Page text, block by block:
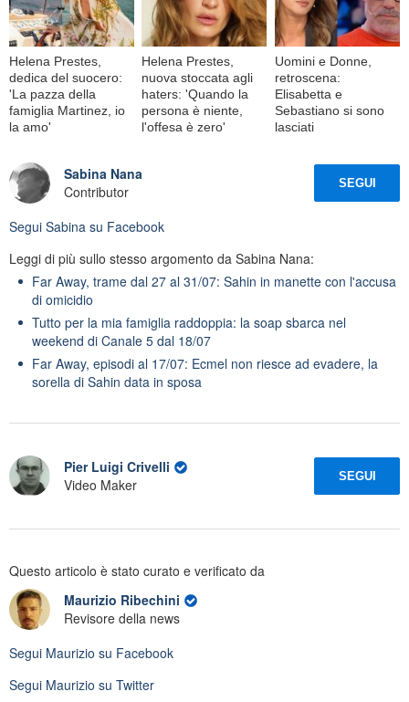
Helena Prestes,
dedica del suocero:
'La pazza della
famiglia Martinez, io
la amo'
Helena Prestes,
nuova stoccata agli
haters: 'Quando la
persona è niente,
l'offesa è zero'
Uomini e Donne,
retroscena:
Elisabetta e
Sebastiano si sono
lasciati
Sabina Nana
Contributor
SEGUI
Segui Sabina su Facebook
Leggi di più sullo stesso argomento da Sabina Nana:
Far Away, trame dal 27 al 31/07: Sahin in manette con l'accusa
di omicidio
Tutto per la mia famiglia raddoppia: la soap sbarca nel
weekend di Canale 5 dal 18/07
Far Away, episodi al 17/07: Ecmel non riesce ad evadere, la
sorella di Sahin data in sposa
Pier Luigi Crivelli
Video Maker
SEGUI
Questo articolo è stato curato e verificato da
Maurizio Ribechini
Revisore della news
Segui Maurizio su Facebook
Segui Maurizio su Twitter